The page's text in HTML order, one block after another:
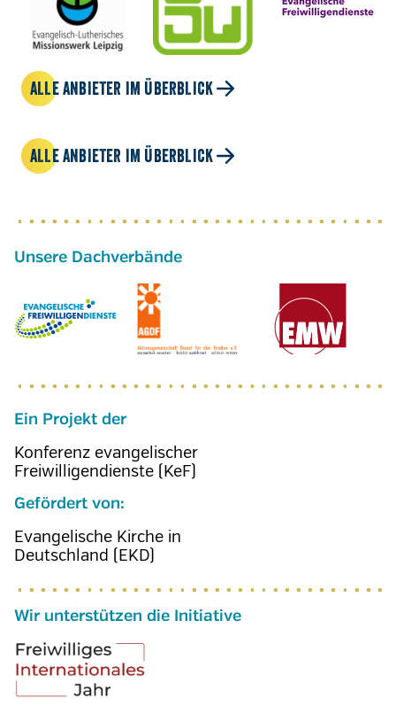
ALLE ANBIETER IM ÜBERBLICK
ALLE ANBIETER IM ÜBERBLICK
Ein Projekt der
Konferenz evangelischer
Freiwilligendienste (KeF)
Gefördert von:
Evangelische Kirche in
Deutschland (EKD)
Wir unterstützen die Initiative